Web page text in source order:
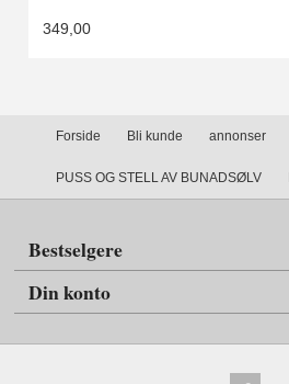
349,00
Forside Bli kunde annonser
PUSS OG STELL AV BUNADSØLV
Bestselgere
Din konto